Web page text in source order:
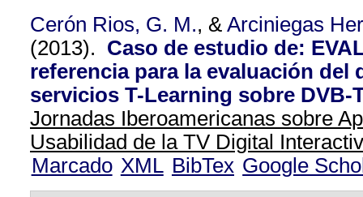
Cerón Rios, G. M., & Arciniegas
(2013). Caso de estudio de:
referencia para la evaluación del
servicios T-Learning sobre DVB-
Jornadas Iberoamericanas sobre
Usabilidad de la TV Digital
Marcado XML BibTex Google